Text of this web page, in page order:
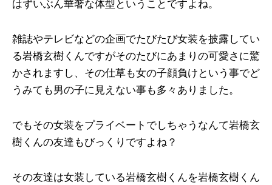
はずいぶん華奢な体型ということですよね。
雑誌やテレビなどの企画でたびたび女装を披露してい
る岩橋玄樹くんですがそのたびにあまりの可愛さに驚
かされますし、その仕草も女の子顔負けという事でど
うみても男の子に見えない事も多々ありました。
でもその女装をプライベートでしちゃうなんて岩橋玄
樹くんの友達もびっくりですよね？
その友達は女装している岩橋玄樹くんを岩橋玄樹くん